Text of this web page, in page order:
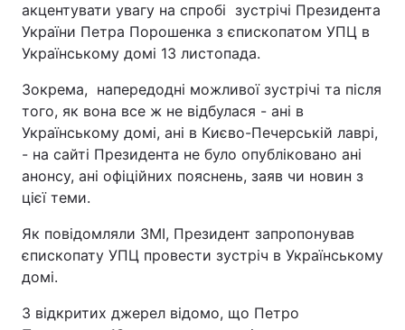
Дніпро Харків
Одеса
Спорт Наука
Техно і зв'язок Лайт
Здоров'я Туризм
Цікавинки Погода
акцентувати увагу на спробі зустрічі Президента
України Петра Порошенка з єпископатом УПЦ в
Українському домі 13 листопада.
Зокрема, напередодні можливої зустрічі та після
того, як вона все ж не відбулася - ані в
Українському домі, ані в Києво-Печерській лаврі,
- на сайті Президента не було опубліковано ані
анонсу, ані офіційних пояснень, заяв чи новин з
цієї теми.
Як повідомляли ЗМІ, Президент запропонував
єпископату УПЦ провести зустріч в Українському
домі.
З відкритих джерел відомо, що Петро